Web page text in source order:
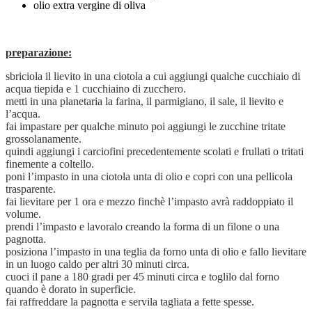
olio extra vergine di oliva
preparazione:
sbriciola il lievito in una ciotola a cui aggiungi qualche cucchiaio di
acqua tiepida e 1 cucchiaino di zucchero.
metti in una planetaria la farina, il parmigiano, il sale, il lievito e
l’acqua.
fai impastare per qualche minuto poi aggiungi le zucchine tritate
grossolanamente.
quindi aggiungi i carciofini precedentemente scolati e frullati o tritati
finemente a coltello.
poni l’impasto in una ciotola unta di olio e copri con una pellicola
trasparente.
fai lievitare per 1 ora e mezzo finchè l’impasto avrà raddoppiato il
volume.
prendi l’impasto e lavoralo creando la forma di un filone o una
pagnotta.
posiziona l’impasto in una teglia da forno unta di olio e fallo lievitare
in un luogo caldo per altri 30 minuti circa.
cuoci il pane a 180 gradi per 45 minuti circa e toglilo dal forno
quando è dorato in superficie.
fai raffreddare la pagnotta e servila tagliata a fette spesse.